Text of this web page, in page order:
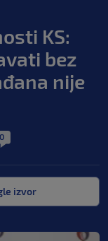
KS:
bez
nije
0
izvor